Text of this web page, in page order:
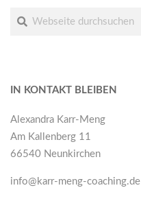
Suche
IN KONTAKT BLEIBEN
Alexandra Karr-Meng
Am Kallenberg 11
66540 Neunkirchen
info@karr-meng-coaching.de